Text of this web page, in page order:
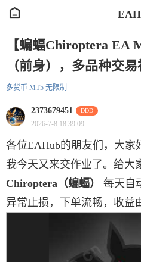
【蝙蝠Chiroptera EA
（前身），多品种交易
多货币 MT5 无限制
2373679451 DDD
2026-7-8 18:39:09
各位EAHub的朋友们，大家
我今天又来交作业了。给大
Chiroptera（蝙蝠） 每天自
异常止损，下单流畅，收益